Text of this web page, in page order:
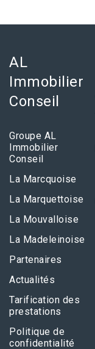
AL
Immobilier
Conseil
Groupe AL
Immobilier
Conseil
La Marcquoise
La Marquettoise
La Mouvalloise
La Madeleinoise
Partenaires
Actualités
Tarification des
prestations
Politique de
confidentialité